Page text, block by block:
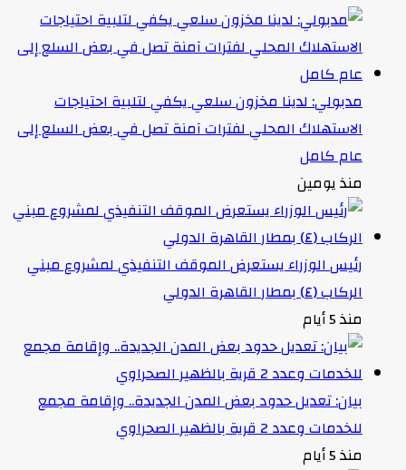
مدبولي: لدينا مخزون سلعي يكفي لتلبية احتياجات
الاستهلاك المحلي لفترات آمنة تصل في بعض السلع إلى
عام كامل
منذ يومين
رئيس الوزراء يستعرض الموقف التنفيذي لمشروع مبني
الركاب (٤) بمطار القاهرة الدولي
منذ 5 أيام
بيان: تعديل حدود بعض المدن الجديدة.. وإقامة مجمع
للخدمات وعدد 2 قرية بالظهير الصحراوي
منذ 5 أيام